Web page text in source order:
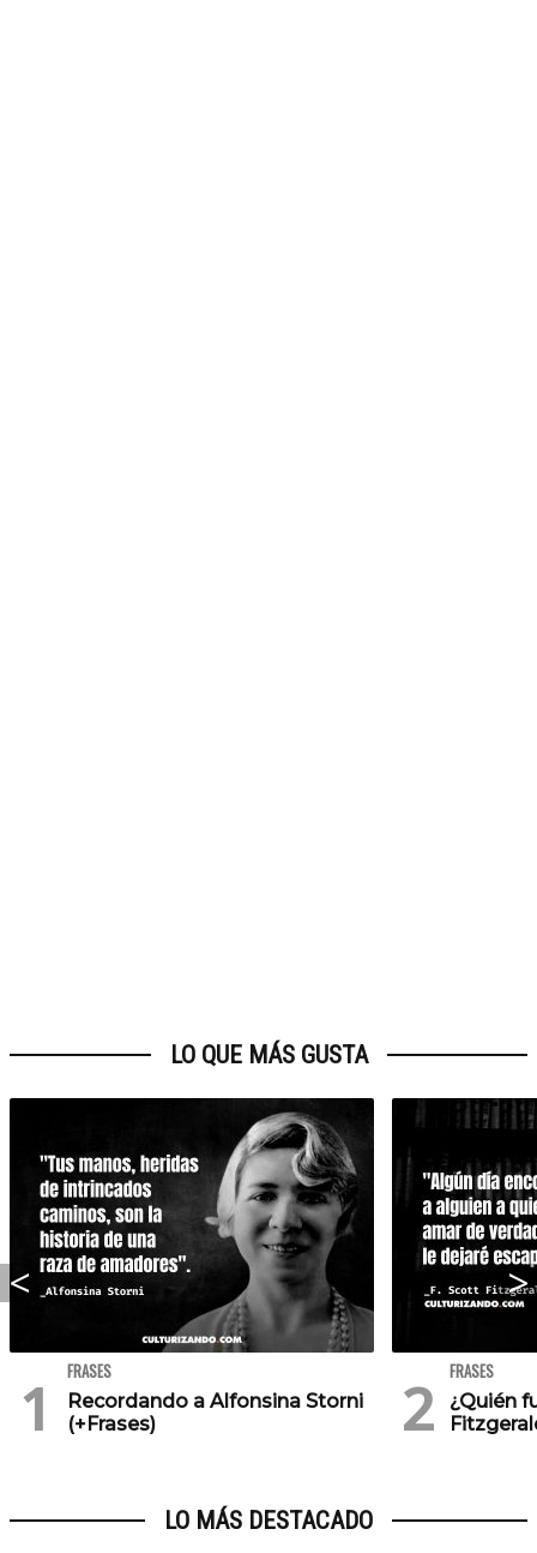
LO QUE MÁS GUSTA
FRASES
Recordando a Alfonsina Storni
(+Frases)
FRASES
¿Quién
LO MÁS DESTACADO